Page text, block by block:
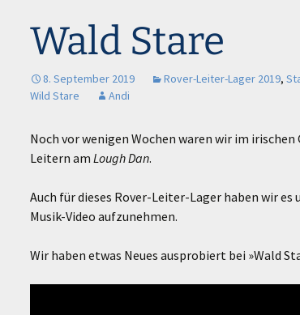
Wald Stare
8. September 2019 Rover-Leiter-Lager 2019,
Wild Stare
Andi
Noch vor wenigen Wochen waren wir im
Leitern am Lough Dan.
Auch für dieses Rover-Leiter-Lager haben wir
Musik-Video aufzunehmen.
Wir haben etwas Neues ausprobiert bei »Wald